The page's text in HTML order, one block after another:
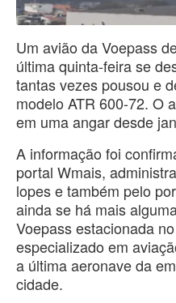
Um avião da Voepass
última quinta-feira se
tantas vezes pousou e
modelo ATR 600-72. O
em uma angar desde
A informação foi
portal Wmais,
lopes e também pelo
ainda se há mais
Voepass estacionada
especializado em
a última aeronave da
cidade.